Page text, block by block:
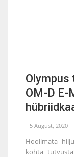
Olympus
OM-D
5 August, 2020
Hoolimata
kohta